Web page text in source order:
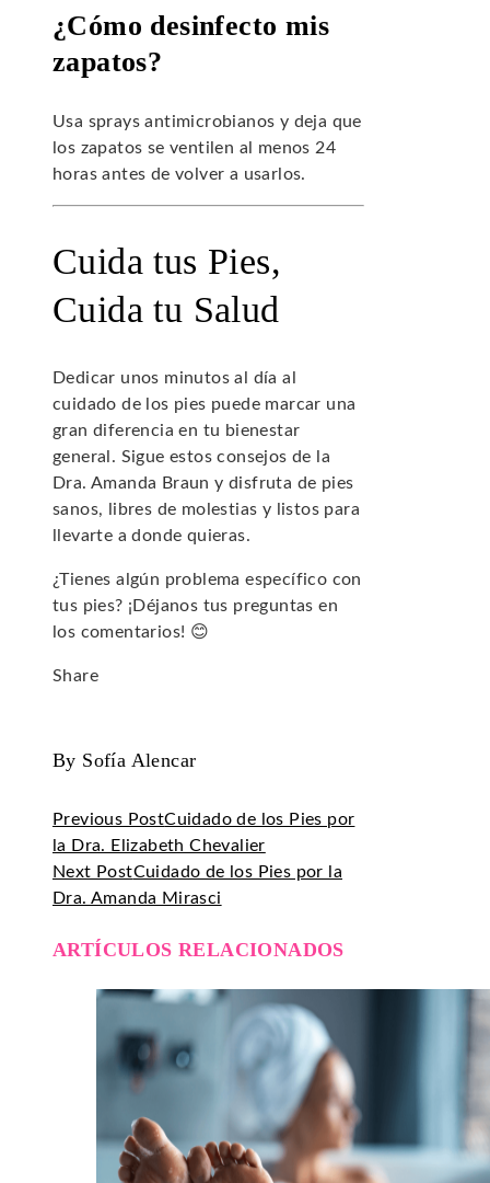
¿Cómo desinfecto mis
zapatos?
Usa sprays antimicrobianos y deja que
los zapatos se ventilen al menos 24
horas antes de volver a usarlos.
Cuida tus Pies,
Cuida tu Salud
Dedicar unos minutos al día al
cuidado de los pies puede marcar una
gran diferencia en tu bienestar
general. Sigue estos consejos de la
Dra. Amanda Braun y disfruta de pies
sanos, libres de molestias y listos para
llevarte a donde quieras.
¿Tienes algún problema específico con
tus pies? ¡Déjanos tus preguntas en
los comentarios! 😊
Share
By Sofía Alencar
Previous PostCuidado de los Pies por
la Dra. Elizabeth Chevalier
Next PostCuidado de los Pies por la
Dra. Amanda Mirasci
ARTÍCULOS RELACIONADOS